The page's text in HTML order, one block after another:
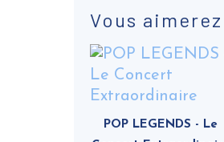
Vous
POP LEGENDS - Le